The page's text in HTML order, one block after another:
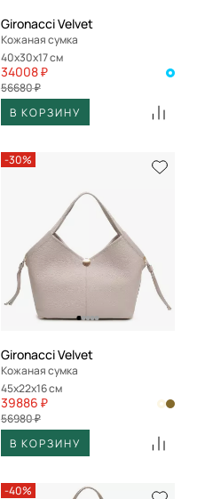
Gironacci Velvet
Кожаная сумка
40x30x17 см
34008 ₽
56680 ₽
В КОРЗИНУ
-30%
Gironacci Velvet
Кожаная сумка
45x22x16 см
39886 ₽
56980 ₽
В КОРЗИНУ
-40%